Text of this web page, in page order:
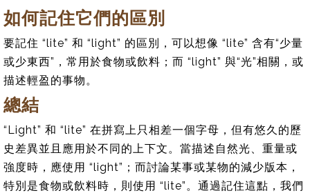
如何記住它們的區別
要記住 “lite” 和 “light” 的區別，可以想像 “lite” 含有“少量
或少東西”，常用於食物或飲料；而 “light” 與“光”相關，或
描述輕盈的事物。
總結
“Light” 和 “lite” 在拼寫上只相差一個字母，但有悠久的歷
史差異並且應用於不同的上下文。當描述自然光、重量或
強度時，應使用 “light”；而討論某事或某物的減少版本，
特別是食物或飲料時，則使用 “lite”。通過記住這點，我們